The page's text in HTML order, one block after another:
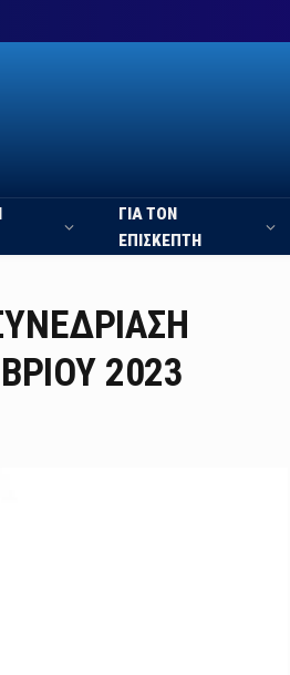
ΓΙΑ ΤΟΝ
ΕΠΙΣΚΕΠΤΗ
2023